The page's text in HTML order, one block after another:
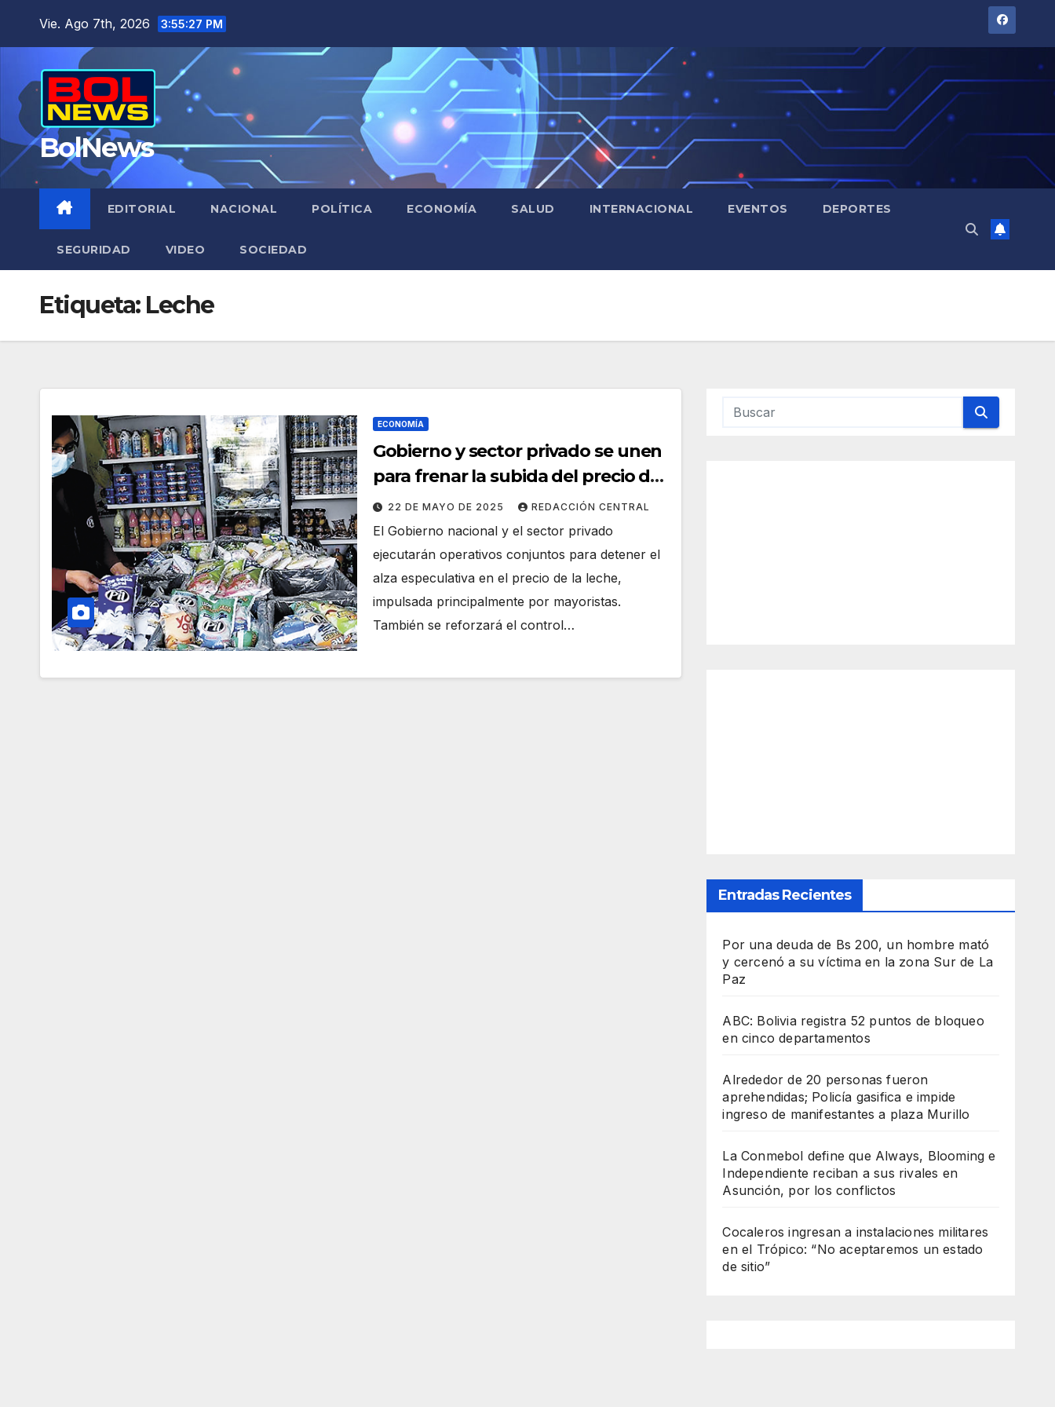
Vie. Ago 7th, 2026 3:55:27 PM
BolNews
EDITORIAL NACIONAL POLÍTICA ECONOMÍA SALUD INTERNACIONAL EVENTOS DEPORTES
SEGURIDAD VIDEO SOCIEDAD
Etiqueta: Leche
ECONOMÍA
Gobierno y sector privado se unen
para frenar la subida del precio de
la leche
22 DE MAYO DE 2025 REDACCIÓN CENTRAL
El Gobierno nacional y el sector privado
ejecutarán operativos conjuntos para detener el
alza especulativa en el precio de la leche,
impulsada principalmente por mayoristas.
También se reforzará el control…
Entradas Recientes
Por una deuda de Bs 200, un hombre mató
y cercenó a su víctima en la zona Sur de La
Paz
ABC: Bolivia registra 52 puntos de bloqueo
en cinco departamentos
Alrededor de 20 personas fueron
aprehendidas; Policía gasifica e impide
ingreso de manifestantes a plaza Murillo
La Conmebol define que Always, Blooming e
Independiente reciban a sus rivales en
Asunción, por los conflictos
Cocaleros ingresan a instalaciones militares
en el Trópico: “No aceptaremos un estado
de sitio”